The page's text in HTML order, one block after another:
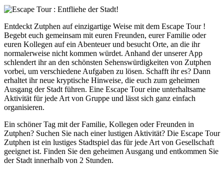
Entdeckt Zutphen auf einzigartige Weise mit dem Escape Tour !
Begebt euch gemeinsam mit euren Freunden, eurer Familie oder
euren Kollegen auf ein Abenteuer und besucht Orte, an die ihr
normalerweise nicht kommen würdet. Anhand der unserer App
schlendert ihr an den schönsten Sehenswürdigkeiten von Zutphen
vorbei, um verschiedene Aufgaben zu lösen. Schafft ihr es? Dann
erhaltet ihr neue kryptische Hinweise, die euch zum geheimen
Ausgang der Stadt führen. Eine Escape Tour eine unterhaltsame
Aktivität für jede Art von Gruppe und lässt sich ganz einfach
organisieren.
Ein schöner Tag mit der Familie, Kollegen oder Freunden in
Zutphen? Suchen Sie nach einer lustigen Aktivität? Die Escape Tour
Zutphen ist ein lustiges Stadtspiel das für jede Art von Gesellschaft
geeignet ist. Finden Sie den geheimen Ausgang und entkommen Sie
der Stadt innerhalb von 2 Stunden.